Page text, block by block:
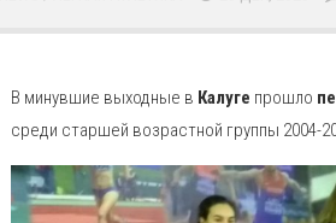
В минувшие выходные в Калуге прошло
среди старшей возрастной группы 2004-